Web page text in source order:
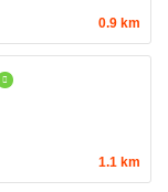
0.9 km
1.1 km